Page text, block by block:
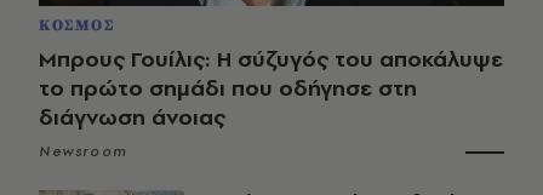
ΚΟΣΜΟΣ
Μπρους Γουίλις: Η σύζυγός του αποκάλυψε
το πρώτο σημάδι που οδήγησε στη
διάγνωση άνοιας
Newsroom